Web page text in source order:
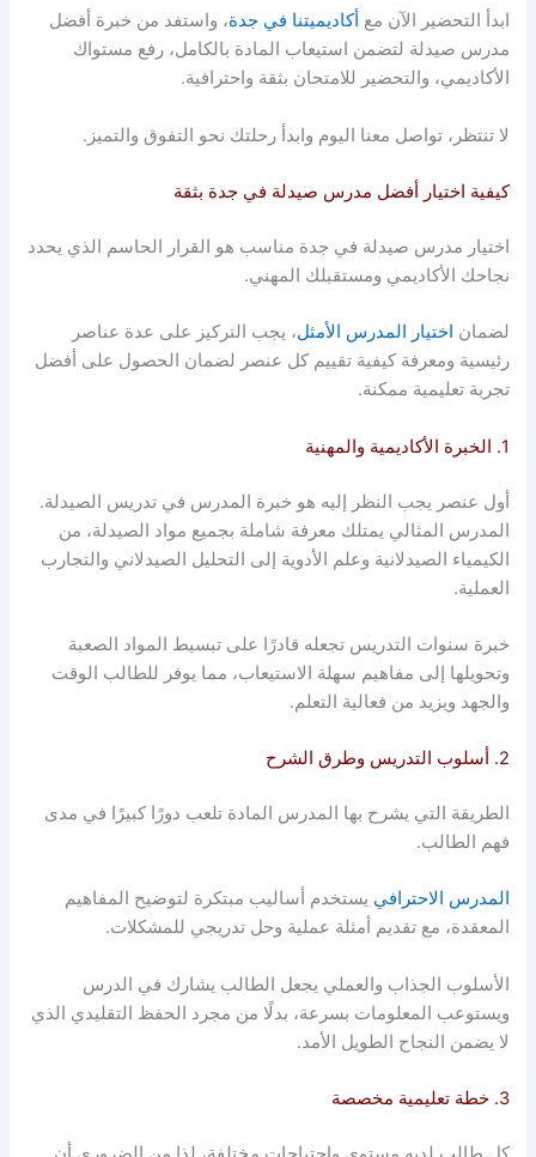
ابدأ التحضير الآن مع أكاديميتنا في جدة، واستفد من خبرة أفضل
مدرس صيدلة لتضمن استيعاب المادة بالكامل، رفع مستواك
الأكاديمي، والتحضير للامتحان بثقة واحترافية.
لا تنتظر، تواصل معنا اليوم وابدأ رحلتك نحو التفوق والتميز.
كيفية اختيار أفضل مدرس صيدلة في جدة بثقة
اختيار مدرس صيدلة في جدة مناسب هو القرار الحاسم الذي يحدد
نجاحك الأكاديمي ومستقبلك المهني.
لضمان اختيار المدرس الأمثل، يجب التركيز على عدة عناصر
رئيسية ومعرفة كيفية تقييم كل عنصر لضمان الحصول على أفضل
تجربة تعليمية ممكنة.
1. الخبرة الأكاديمية والمهنية
أول عنصر يجب النظر إليه هو خبرة المدرس في تدريس الصيدلة.
المدرس المثالي يمتلك معرفة شاملة بجميع مواد الصيدلة، من
الكيمياء الصيدلانية وعلم الأدوية إلى التحليل الصيدلاني والتجارب
العملية.
خبرة سنوات التدريس تجعله قادرًا على تبسيط المواد الصعبة
وتحويلها إلى مفاهيم سهلة الاستيعاب، مما يوفر للطالب الوقت
والجهد ويزيد من فعالية التعلم.
2. أسلوب التدريس وطرق الشرح
الطريقة التي يشرح بها المدرس المادة تلعب دورًا كبيرًا في مدى
فهم الطالب.
المدرس الاحترافي يستخدم أساليب مبتكرة لتوضيح المفاهيم
المعقدة، مع تقديم أمثلة عملية وحل تدريجي للمشكلات.
الأسلوب الجذاب والعملي يجعل الطالب يشارك في الدرس
ويستوعب المعلومات بسرعة، بدلًا من مجرد الحفظ التقليدي الذي
لا يضمن النجاح الطويل الأمد.
3. خطة تعليمية مخصصة